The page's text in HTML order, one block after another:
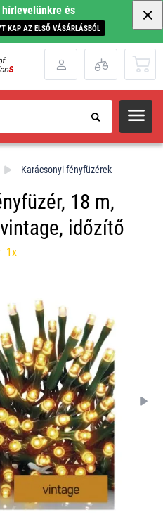
és
KAP AZ ELSŐ VÁSÁRLÁSBÓL
Karácsonyi fényfüzérek
18 m,
időzítő
1x